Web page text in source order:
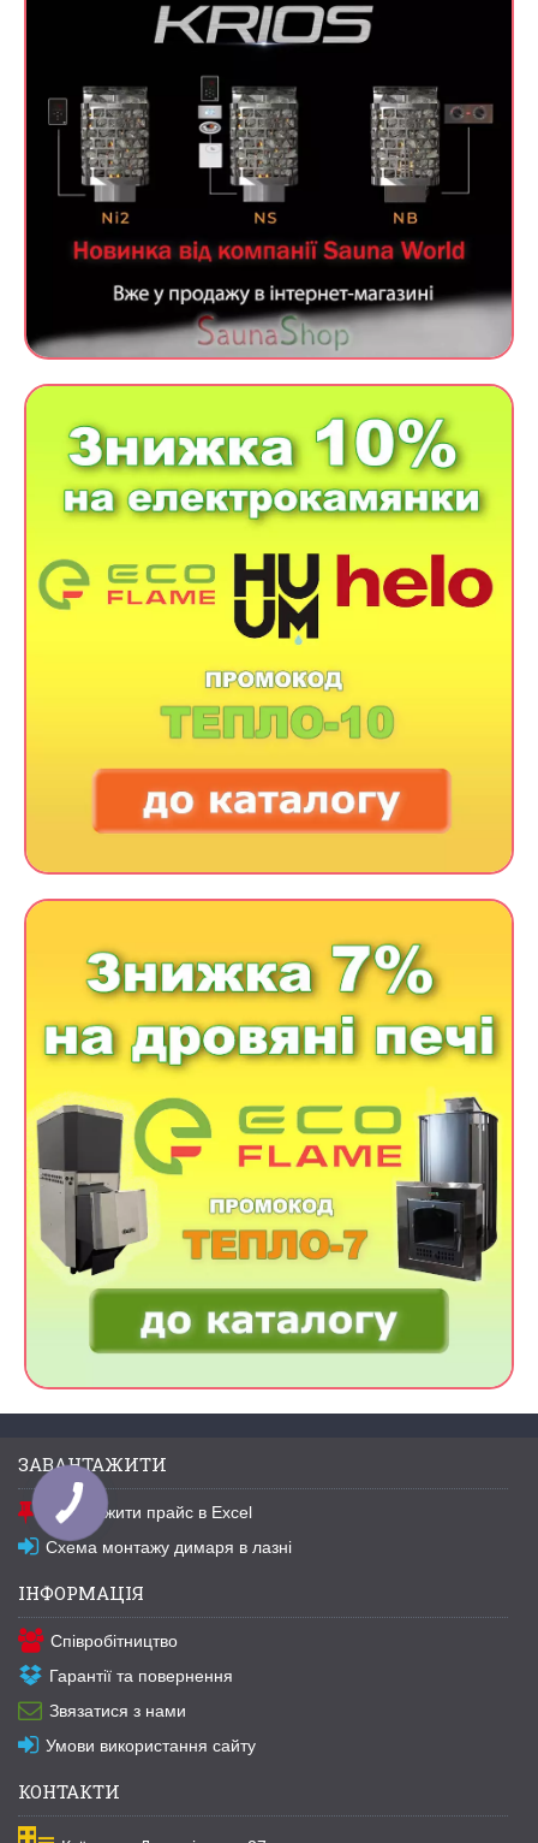
ЗАВАНТАЖИТИ
Завантажити прайс в Excel
Схема монтажу димаря в лазні
ІНФОРМАЦІЯ
Співробітництво
Гарантії та повернення
Звязатися з нами
Умови використання сайту
КОНТАКТИ